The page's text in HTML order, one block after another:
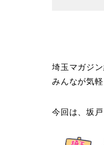
埼玉マガジ
みんなが気
今回は、坂